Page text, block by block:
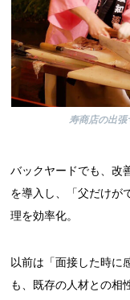
寿商店の出
バックヤードでも、改
を導入し、「父だけが
理を効率化。
以前は「面接した時に
も、既存の人材との相